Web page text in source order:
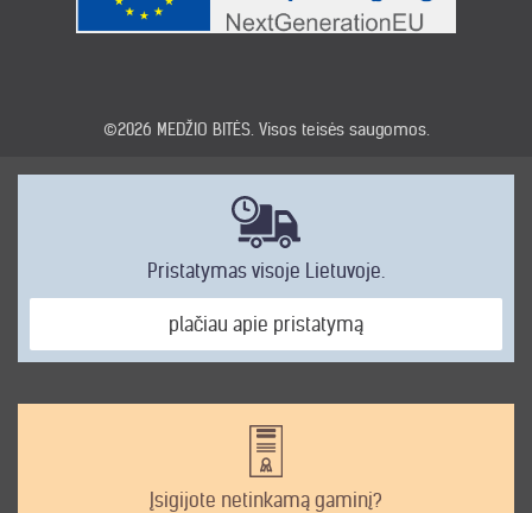
©2026 MEDŽIO BITĖS. Visos teisės saugomos.
Pristatymas visoje Lietuvoje.
plačiau apie pristatymą
Įsigijote netinkamą gaminį?